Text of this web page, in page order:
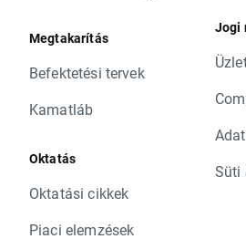
Megtakarítás
Befektetési tervek
Kamatláb
Oktatás
Oktatási cikkek
Piaci elemzések
Jogi
Süti